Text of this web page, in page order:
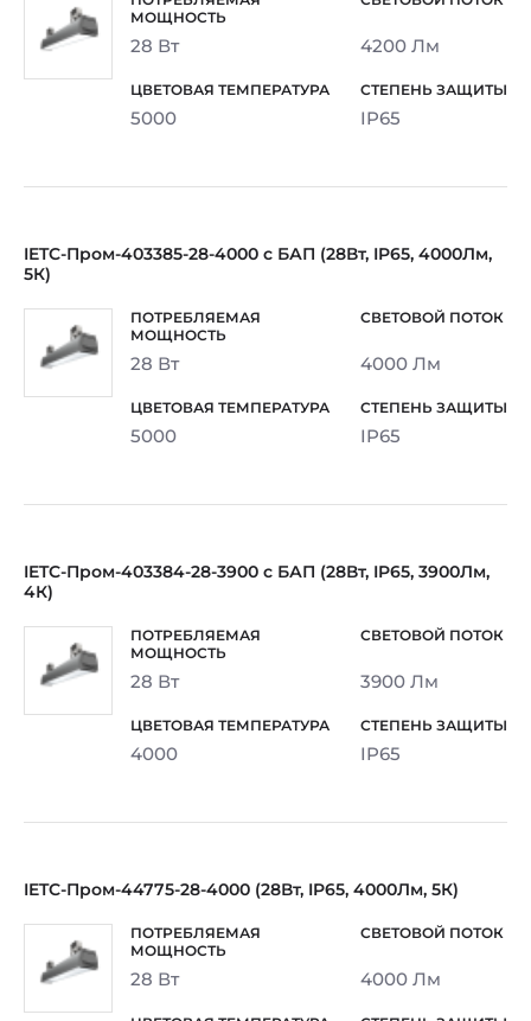
28 Вт 4200 Лм
5000 IP65
IETC-Пром-403385-28-4000 с БАП (28Вт, IP65, 4000Лм,
5К)
28 Вт 4000 Лм
5000 IP65
IETC-Пром-403384-28-3900 с БАП (28Вт, IP65, 3900Лм,
4К)
28 Вт 3900 Лм
4000 IP65
IETC-Пром-44775-28-4000 (28Вт, IP65, 4000Лм, 5К)
28 Вт 4000 Лм